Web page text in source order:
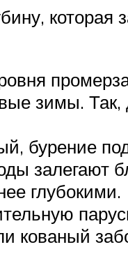
которая
зимы. Так,
бурение
залегают
глубокими.
кованый